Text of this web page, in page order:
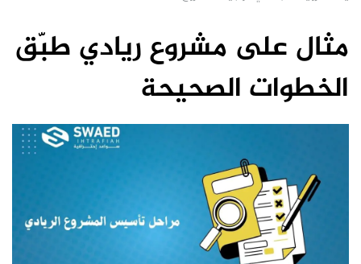
مثال على مشروع ريادي طبّق
الخطوات الصحيحة